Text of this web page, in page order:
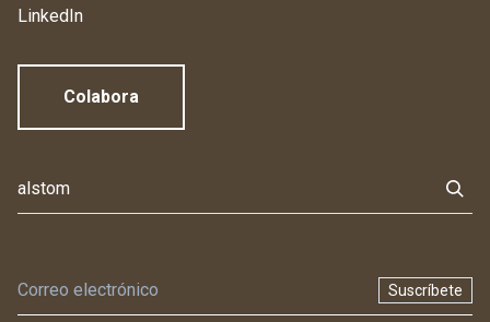
LinkedIn
Colabora
Suscríbete